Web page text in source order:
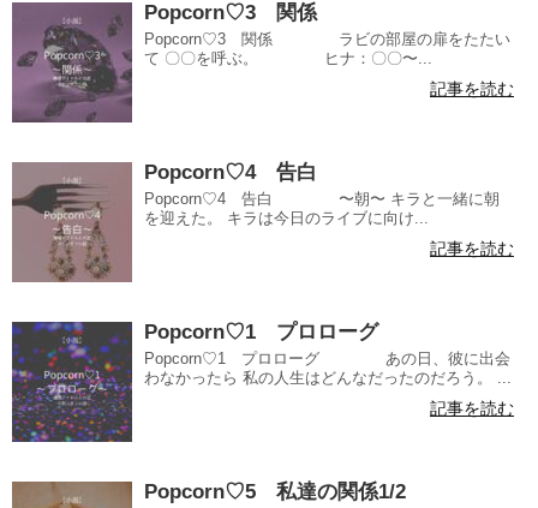
Popcorn♡3 関係
Popcorn♡3 関係 ラビの部屋の扉をたたい
て 〇〇を呼ぶ。 ヒナ：〇〇〜...
記事を読む
Popcorn♡4 告白
Popcorn♡4 告白 〜朝〜 キラと一緒に朝
を迎えた。 キラは今日のライブに向け...
記事を読む
Popcorn♡1 プロローグ
Popcorn♡1 プロローグ あの日、彼に出会
わなかったら 私の人生はどんなだったのだろう。 ...
記事を読む
Popcorn♡5 私達の関係1/2